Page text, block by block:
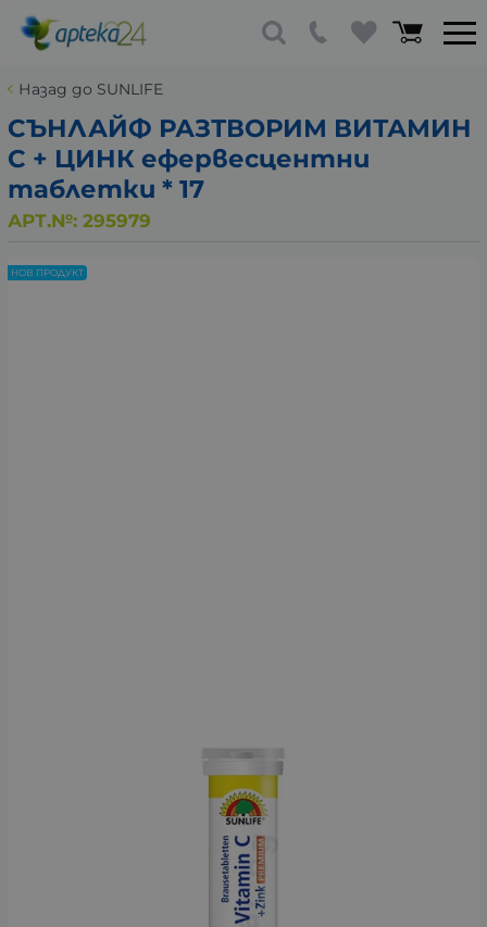
Назад до SUNLIFE
СЪНЛАЙФ РАЗТВОРИМ ВИТАМИН
C + ЦИНК ефервесцентни
таблетки * 17
АРТ.№: 295979
НОВ ПРОДУКТ